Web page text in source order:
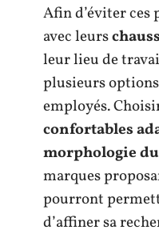
Afin d’éviter ces
avec leurs
leur lieu de
plusieurs
employés.
confortables
morphologie
marques
pourront
d’affiner sa